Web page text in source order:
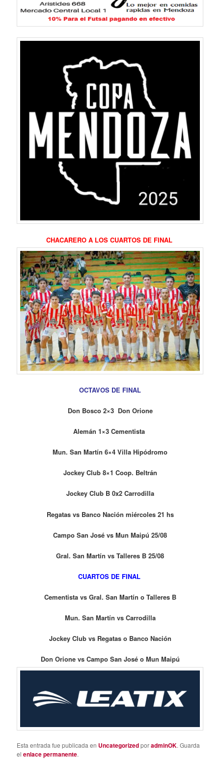
CHACARERO A LOS CUARTOS DE FINAL
OCTAVOS DE FINAL
Don Bosco 2×3 Don Orione
Alemán 1×3 Cementista
Mun. San Martín 6×4 Villa Hipódromo
Jockey Club 8×1 Coop. Beltrán
Jockey Club B 0x2 Carrodilla
Regatas vs Banco Nación miércoles 21 hs
Campo San José vs Mun Maipú 25/08
Gral. San Martín vs Talleres B 25/08
CUARTOS DE FINAL
Cementista vs Gral. San Martín o Talleres B
Mun. San Martín vs Carrodilla
Jockey Club vs Regatas o Banco Nación
Don Orione vs Campo San José o Mun Maipú
Esta entrada fue publicada en UncategorizedporadminOK. Guarda
elenlace permanente.